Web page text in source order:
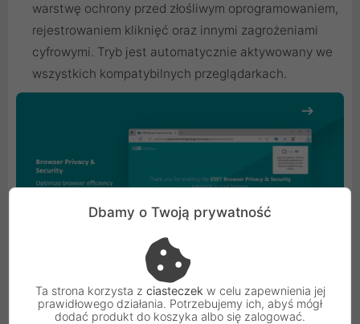
warstwę ochrony przed złośliwym oprogramowaniem,
rejestrowaniem kliknięć oraz innymi zagrożeniami
cyfrowymi. Tryb jest automatycznie aktywowany we
wszystkich kompatybilnych przeglądarkach.
Dbamy o Twoją prywatność
Ta strona korzysta z ciasteczek w celu zapewnienia jej
prawidłowego działania. Potrzebujemy ich, abyś mógł
dodać produkt do koszyka albo się zalogować.